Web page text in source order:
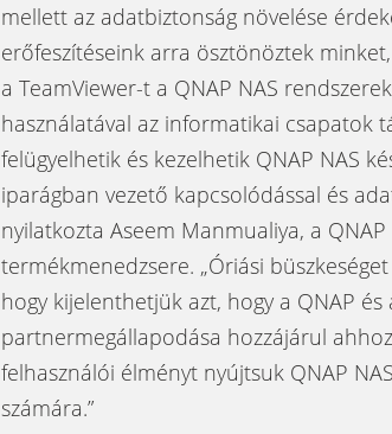
mellett az adatbiztonság növelése
erőfeszítéseink arra ösztönöztek
a TeamViewer-t a QNAP NAS
használatával az informatikai csapatok
felügyelhetik és kezelhetik QNAP NAS
iparágban vezető kapcsolódással és
nyilatkozta Aseem Manmualiya, a QNAP
termékmenedzsere. „Óriási
hogy kijelenthetjük azt, hogy a QNAP és
partnermegállapodása hozzájárul
felhasználói élményt nyújtsuk QNAP
számára.”